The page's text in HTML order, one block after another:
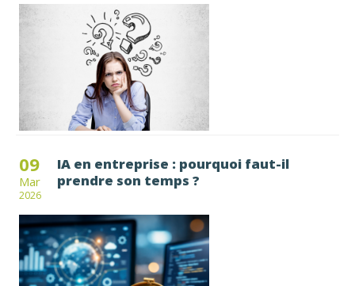
09
Mar
2026
IA en entreprise : pourquoi faut-il
prendre son temps ?